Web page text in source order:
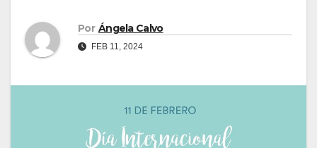
Por Ángela Calvo
FEB 11, 2024